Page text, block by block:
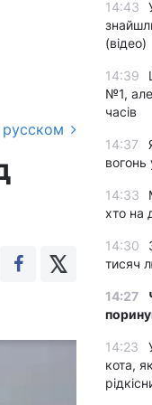
русском
14:43
(відео)
14:39
№1, але
часів
14:37
вогонь
14:33
хто на
14:30
тисяч
14:27
14:23
кота,